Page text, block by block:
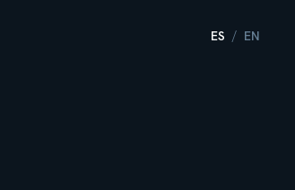
ES / EN